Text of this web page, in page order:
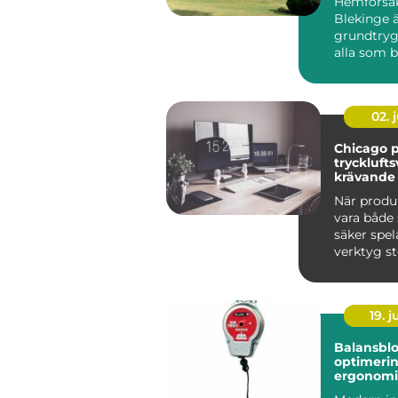
Blekinge
alla som
ligg...
02.
Chicago
När
vara
säker
verktyg
19.